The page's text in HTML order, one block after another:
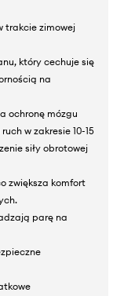
trakcie zimowej
który cechuje się
na
ochronę mózgu
w zakresie 10-15
siły obrotowej
zwiększa komfort
parę na